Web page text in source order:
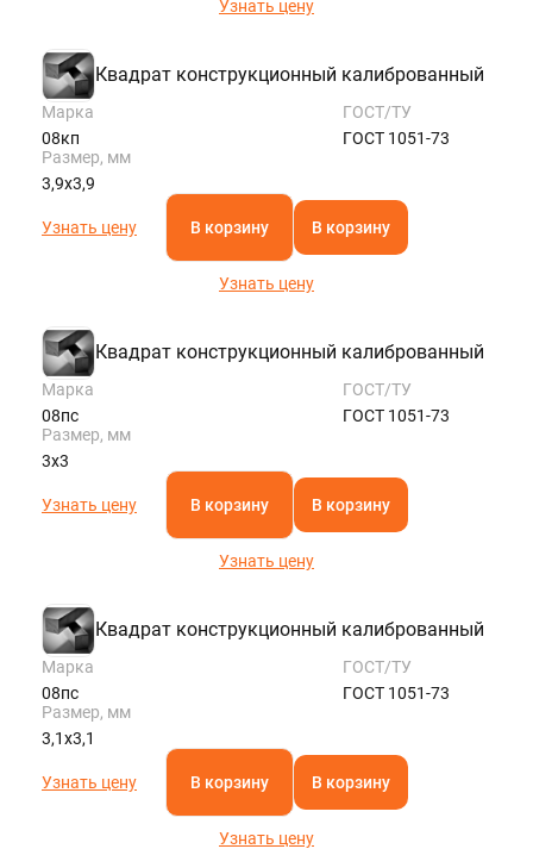
Узнать цену
Квадрат конструкционный калиброванный
Марка
08кп
ГОСТ/ТУ
ГОСТ 1051-73
Размер, мм
3,9х3,9
Узнать цену В корзину В корзину
Узнать цену
Квадрат конструкционный калиброванный
Марка
08пс
ГОСТ/ТУ
ГОСТ 1051-73
Размер, мм
3х3
Узнать цену В корзину В корзину
Узнать цену
Квадрат конструкционный калиброванный
Марка
08пс
ГОСТ/ТУ
ГОСТ 1051-73
Размер, мм
3,1х3,1
Узнать цену В корзину В корзину
Узнать цену